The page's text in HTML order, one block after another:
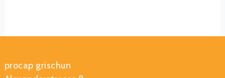
procap grischun